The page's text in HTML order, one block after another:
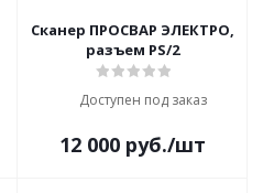
Сканер ПРОСВАР ЭЛЕКТРО,
разъем PS/2
Доступен под заказ
12 000руб./шт